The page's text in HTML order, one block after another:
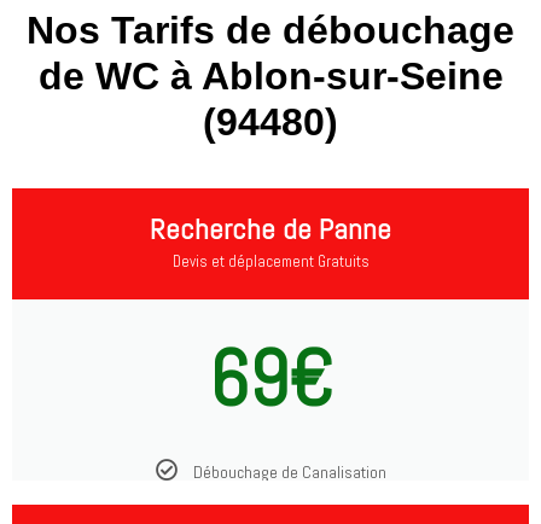
Nos Tarifs de débouchage
de WC à Ablon-sur-Seine
(94480)
Recherche de Panne
Devis et déplacement Gratuits
69€
Débouchage de Canalisation